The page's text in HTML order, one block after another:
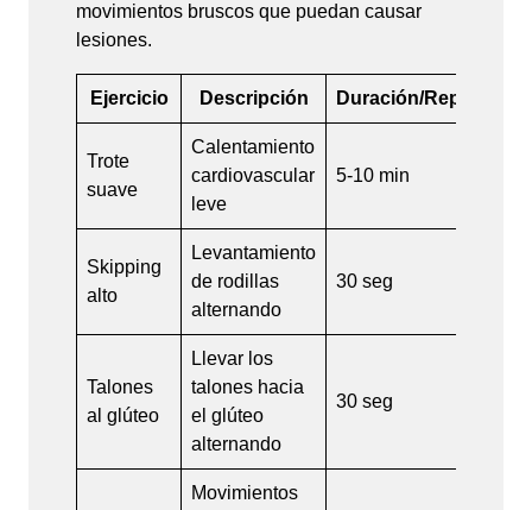
movimientos bruscos que puedan causar
lesiones.
Ejercicio Descripción Duración/
Trote
suave
Calentamiento
cardiovascular
leve
5-10 min
Skipping
alto
Levantamiento
de rodillas
alternando
30 seg
Talones
al glúteo
Llevar los
talones hacia
el glúteo
alternando
30 seg
Movimientos